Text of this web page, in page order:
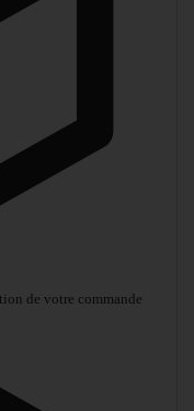
de votre commande